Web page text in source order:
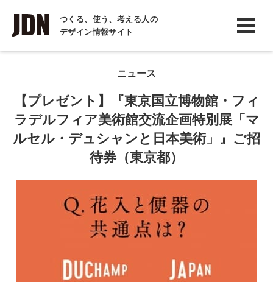
つくる、使う、考える人の
デザイン情報サイト
INTERVIEW
インタビュー
COLUMN
コラム
ニュース
【プレゼント】『東京国立博物館・フィ
ラデルフィア美術館交流企画特別展「マ
ルセル・デュシャンと日本美術」』ご招
待券（東京都）